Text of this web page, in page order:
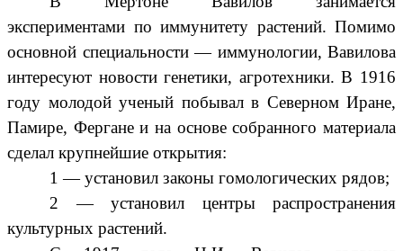
экспериментами по иммунитету растений. Помимо
основной специальности — иммунологии, Вавилова
интересуют новости генетики, агротехники. В 1916
году молодой ученый побывал в Северном Иране,
Памире, Фергане и на основе собранного материала
сделал крупнейшие открытия:
1 — установил законы гомологических рядов;
2 — установил центры распространения
культурных растений.